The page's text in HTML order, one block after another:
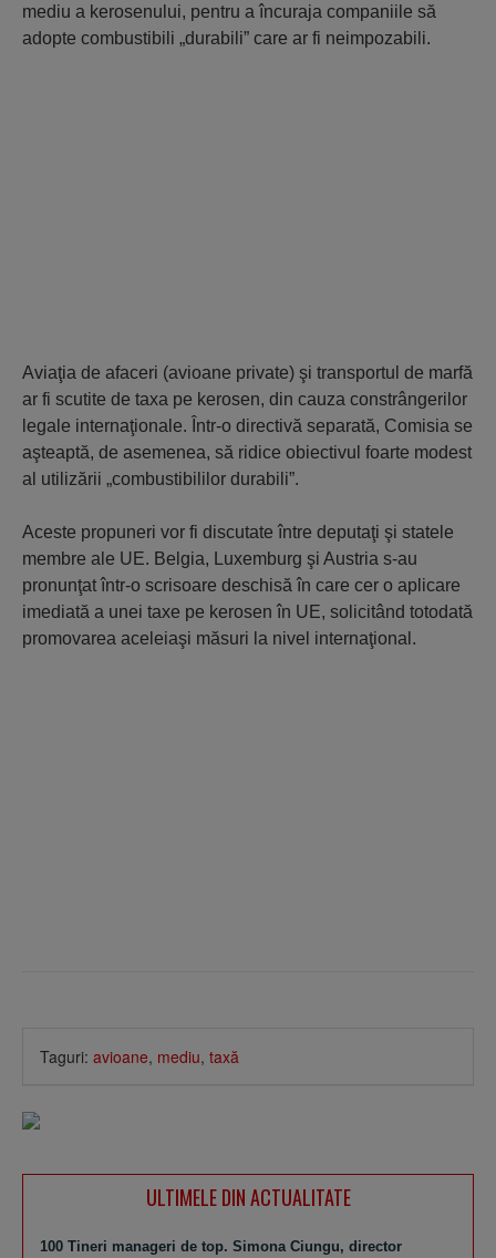
mediu a kerosenului, pentru a încuraja companiile să
adopte combustibili „durabili” care ar fi neimpozabili.
Aviaţia de afaceri (avioane private) şi transportul de marfă
ar fi scutite de taxa pe kerosen, din cauza constrângerilor
legale internaţionale. Într-o directivă separată, Comisia se
aşteaptă, de asemenea, să ridice obiectivul foarte modest
al utilizării „combustibililor durabili”.
Aceste propuneri vor fi discutate între deputaţi şi statele
membre ale UE. Belgia, Luxemburg şi Austria s-au
pronunţat într-o scrisoare deschisă în care cer o aplicare
imediată a unei taxe pe kerosen în UE, solicitând totodată
promovarea aceleiaşi măsuri la nivel internaţional.
Taguri: avioane, mediu, taxă
ULTIMELE DIN ACTUALITATE
100 Tineri manageri de top. Simona Ciungu, director